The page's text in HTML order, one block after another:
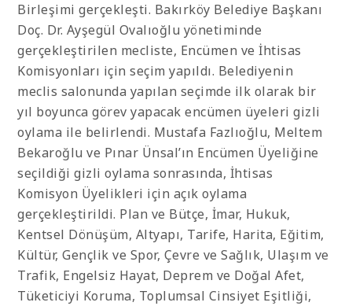
Birleşimi gerçekleşti. Bakırköy Belediye Başkanı
Doç. Dr. Ayşegül Ovalıoğlu yönetiminde
gerçekleştirilen mecliste, Encümen ve İhtisas
Komisyonları için seçim yapıldı. Belediyenin
meclis salonunda yapılan seçimde ilk olarak bir
yıl boyunca görev yapacak encümen üyeleri gizli
oylama ile belirlendi. Mustafa Fazlıoğlu, Meltem
Bekaroğlu ve Pınar Ünsal’ın Encümen Üyeliğine
seçildiği gizli oylama sonrasında, İhtisas
Komisyon Üyelikleri için açık oylama
gerçekleştirildi. Plan ve Bütçe, İmar, Hukuk,
Kentsel Dönüşüm, Altyapı, Tarife, Harita, Eğitim,
Kültür, Gençlik ve Spor, Çevre ve Sağlık, Ulaşım ve
Trafik, Engelsiz Hayat, Deprem ve Doğal Afet,
Tüketiciyi Koruma, Toplumsal Cinsiyet Eşitliği,